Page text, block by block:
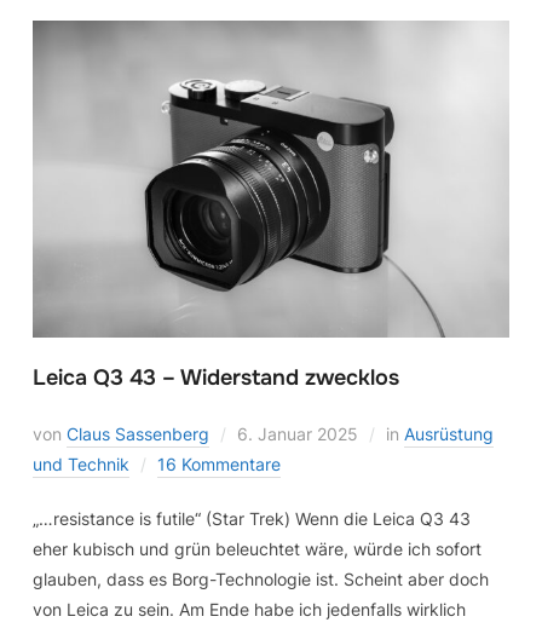
Leica Q3 43 – Widerstand zwecklos
von Claus Sassenberg 6. Januar 2025 in Ausrüstung
und Technik
16 Kommentare
„…resistance is futile“ (Star Trek) Wenn die Leica Q3 43
eher kubisch und grün beleuchtet wäre, würde ich sofort
glauben, dass es Borg-Technologie ist. Scheint aber doch
von Leica zu sein. Am Ende habe ich jedenfalls wirklich